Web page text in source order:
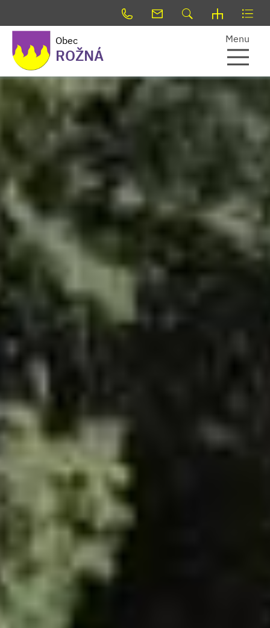
Obec
ROŽNÁ
Menu